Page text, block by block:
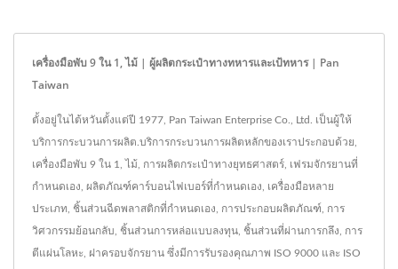
เครื่องมือพับ 9 ใน 1, ไม้ | ผู้ผลิตกระเป๋าทางทหารและเป้ทหาร | Pan
Taiwan
ตั้งอยู่ในไต้หวันตั้งแต่ปี 1977, Pan Taiwan Enterprise Co., Ltd. เป็นผู้ให้
บริการกระบวนการผลิต.บริการกระบวนการผลิตหลักของเราประกอบด้วย,
เครื่องมือพับ 9 ใน 1, ไม้, การผลิตกระเป๋าทางยุทธศาสตร์, เฟรมจักรยานที่
กำหนดเอง, ผลิตภัณฑ์คาร์บอนไฟเบอร์ที่กำหนดเอง, เครื่องมือหลาย
ประเภท, ชิ้นส่วนฉีดพลาสติกที่กำหนดเอง, การประกอบผลิตภัณฑ์, การ
วิศวกรรมย้อนกลับ, ชิ้นส่วนการหล่อแบบลงทุน, ชิ้นส่วนที่ผ่านการกลึง, การ
ตีแผ่นโลหะ, ฝาครอบจักรยาน ซึ่งมีการรับรองคุณภาพ ISO 9000 และ ISO